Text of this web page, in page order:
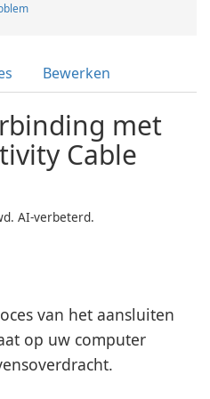
Bewerken
met
Cable
AI-verbeterd.
van het aansluiten
op uw computer